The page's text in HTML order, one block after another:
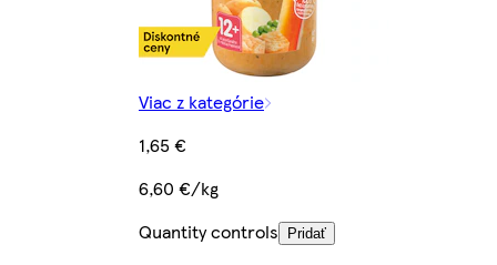
Viac z kategórie
1,65 €
6,60 €/kg
Quantity controls
Pridať